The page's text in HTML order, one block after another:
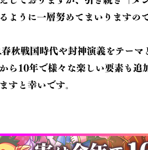
ように一層努めてまいりますの
秋戦国時代や封神演義をテー
ら10年で様々な楽しい要素も追
すと幸いです。